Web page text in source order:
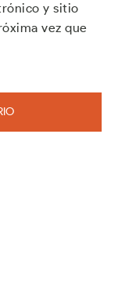
y sitio
vez que